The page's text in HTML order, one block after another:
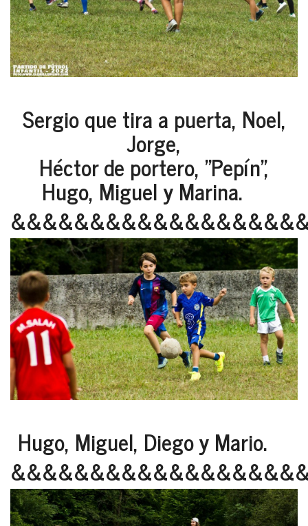
Sergio que tira a puerta, Noel,
Jorge,
Héctor de portero, "Pepín",
Hugo, Miguel y Marina.
Hugo, Miguel, Diego y Mario.